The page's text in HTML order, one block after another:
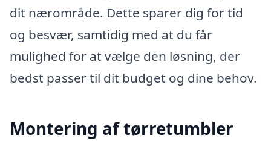
dit nærområde. Dette sparer dig for tid
og besvær, samtidig med at du får
mulighed for at vælge den løsning, der
bedst passer til dit budget og dine behov.
Montering af tørretumbler